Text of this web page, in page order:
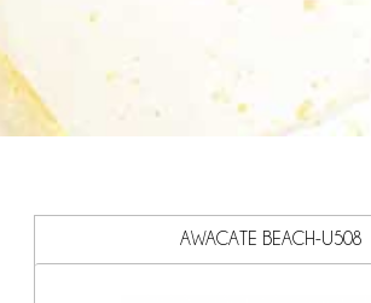
AWACATE BEACH-U508